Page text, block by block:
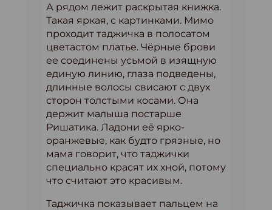
А рядом лежит раскрытая книжка.
Такая яркая, с картинками. Мимо
проходит таджичка в полосатом
цветастом платье. Чёрные брови
ее соединены усьмой в изящную
единую линию, глаза подведены,
длинные волосы свисают с двух
сторон толстыми косами. Она
держит малыша постарше
Ришатика. Ладони её ярко-
оранжевые, как будто грязные, но
мама говорит, что таджички
специально красят их хной, потому
что считают это красивым.
Таджичка показывает пальцем на